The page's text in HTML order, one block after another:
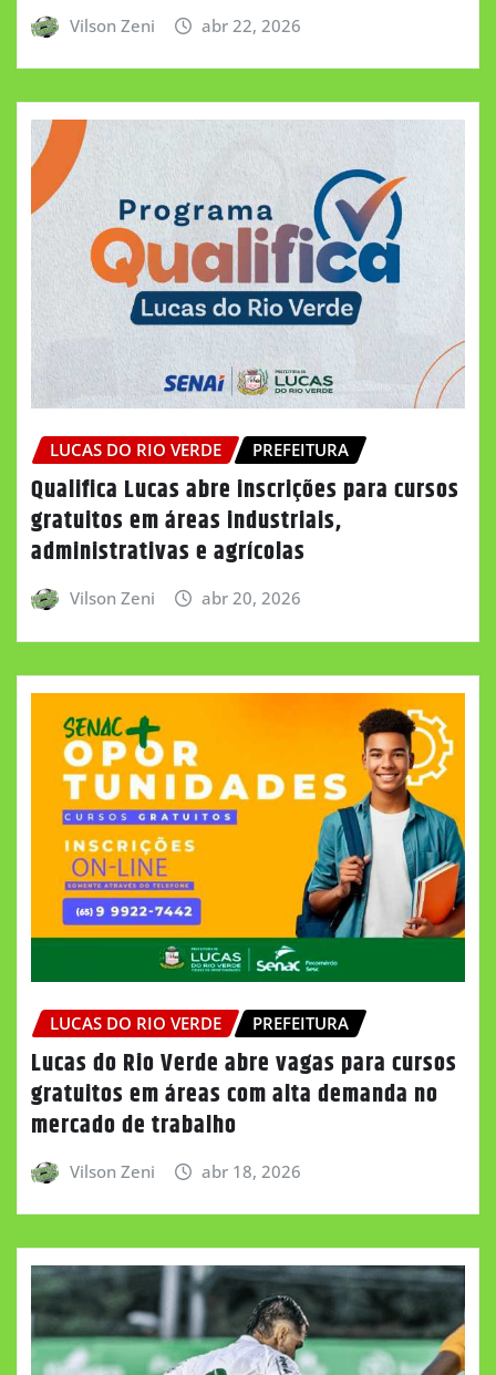
Vilson Zeni abr 22, 2026
LUCAS DO RIO VERDE PREFEITURA
Qualifica Lucas abre inscrições para cursos
gratuitos em áreas industriais,
administrativas e agrícolas
Vilson Zeni abr 20, 2026
LUCAS DO RIO VERDE PREFEITURA
Lucas do Rio Verde abre vagas para cursos
gratuitos em áreas com alta demanda no
mercado de trabalho
Vilson Zeni abr 18, 2026